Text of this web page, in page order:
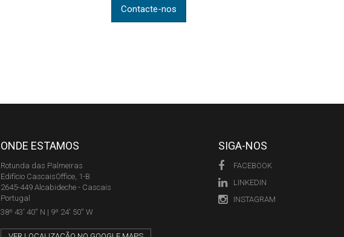
Contacte-nos
ONDE ESTAMOS
Rotunda das Palmeiras
Edifício CascaisOffice, 1-B
2645-449 Alcabideche - Cascais
Portugal
38º 43' 40'' N | 9º 24' 50'' W
SIGA-NOS
FACEBOOK
LINKEDIN
INSTAGRAM